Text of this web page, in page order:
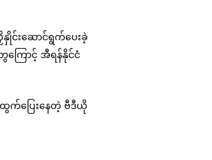
င်းဆောင်ရွက်ပေးခဲ့
ြောင့် အီရန်နိုင်ငံ
ထွက်ပြေးနေတဲ့ ဗီဒီယို